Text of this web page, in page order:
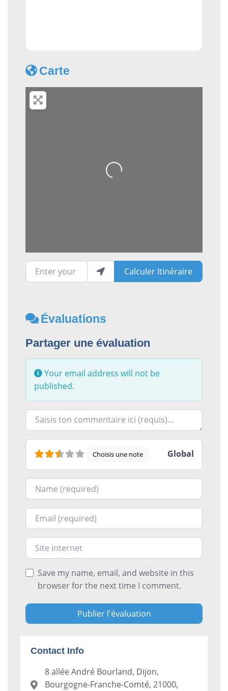
Carte
Loading...
Enter your location Calculer Itinéraire
Évaluations
Partager une évaluation
Your email address will not be
published.
Racontez-nous ce que vous avez le plus et le
Choisis une note Global
Nom
Courriel
Site internet
Save my name, email, and website in this
browser for the next time I comment.
Contact Info
8 allée André Bourland, Dijon,
Bourgogne-Franche-Comté, 21000,